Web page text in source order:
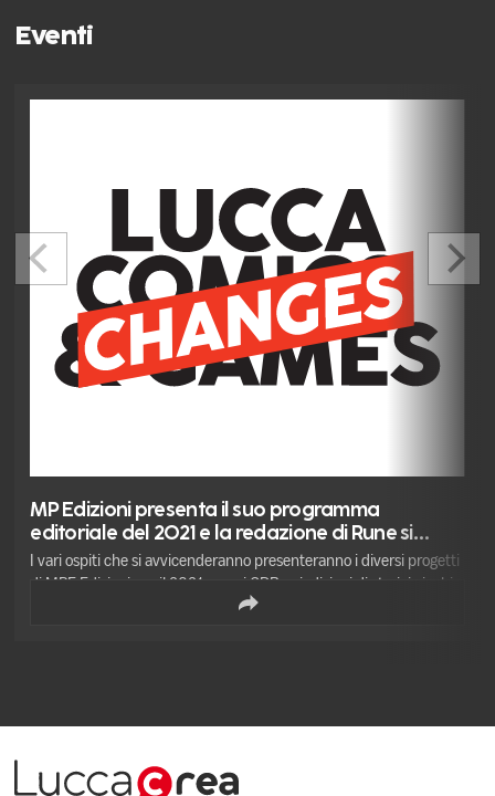
Eventi
MP Edizioni presenta il suo programma
editoriale del 2021 e la redazione di Rune si
racconta
I vari ospiti che si avvicenderanno presenteranno i diversi progetti
di MPE Edizioni per il 2021, nuovi GDR e riedizioni di storici giochi
come AMMO e del nuovo sistema di GRUM Gioco di Ruolo ufficiale
ASSOCAZIONE CULTURALE e l’EDIZIONI SCUDO.